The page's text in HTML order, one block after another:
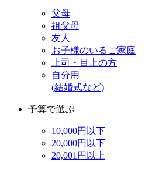
父母
祖父母
友人
お子様のいるご家庭
上司・目上の方
自分用
(結婚式など)
予算で選ぶ
10,000円以下
20,000円以下
20,001円以上